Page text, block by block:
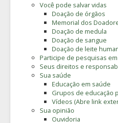
Você pode salvar vidas
Doação de órgãos
Memorial dos
Doação de medula
Doação de sangue
Doação de leite
Participe de pesquisas
Seus direitos e
Sua saúde
Educação em saúde
Grupos de educação
Vídeos (Abre link
Sua opinião
Ouvidoria